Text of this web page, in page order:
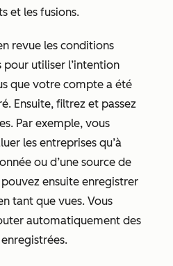
et les fusions.
revue les conditions
pour utiliser l’intention
que votre compte a été
Ensuite, filtrez et passez
Par exemple, vous
les entreprises qu’à
ou d’une source de
ensuite enregistrer
tant que vues. Vous
automatiquement des